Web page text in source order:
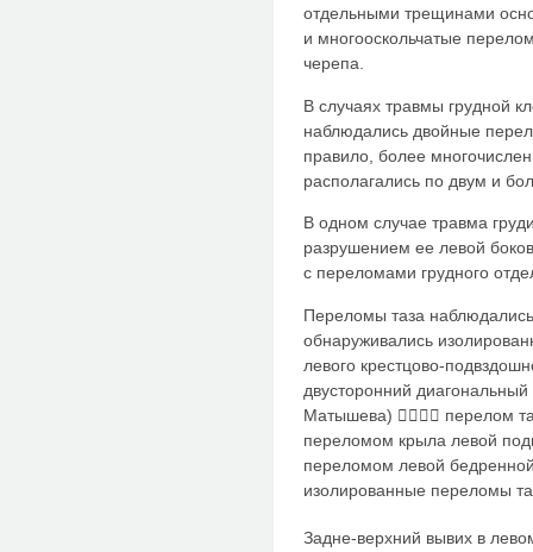
отдельными трещинами
и многооскольчатые
черепа.
В случаях травмы грудной
наблюдались двойные
правило, более
располагались по двум и
В одном случае травма
разрушением ее левой
с переломами грудного
Переломы таза
обнаруживались
левого крестцово-
двусторонний
Матышева)  перелом
переломом крыла левой
переломом левой
изолированные переломы
Задне-верхний вывих в